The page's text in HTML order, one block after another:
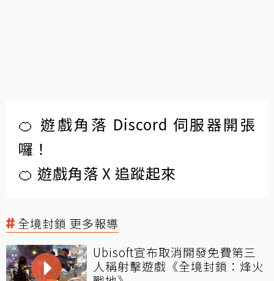
🍊 遊戲角落 Discord 伺服器開張
囉！
🍊 遊戲角落 X 追蹤起來
全境封鎖 更多報導
Ubisoft宣布取消開發免費第三
人稱射擊遊戲《全境封鎖：烽火